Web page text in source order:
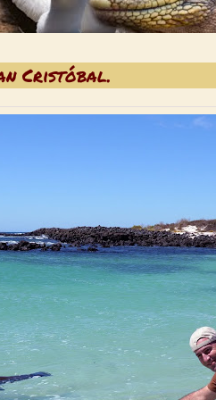
Cristóbal.